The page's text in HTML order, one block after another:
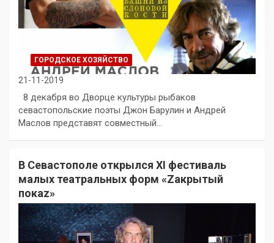
ГОРОДСКОЕ ХОЗЯЙСТВО
21-11-2019
8 декабря во Дворце культуры рыбаков
севастопольские поэты Джон Барулин и Андрей
Маслов представят совместный…
В Севастополе открылся XI фестиваль
малых театральных форм «Zакрытый
покаz»